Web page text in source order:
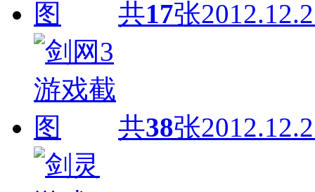
共17张
共38张